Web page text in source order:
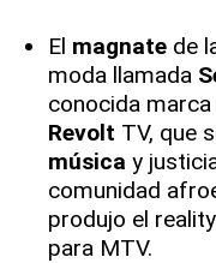
El magnate de
moda llamada
conocida
Revolt TV, que
música y
comunidad
produjo el
para MTV.